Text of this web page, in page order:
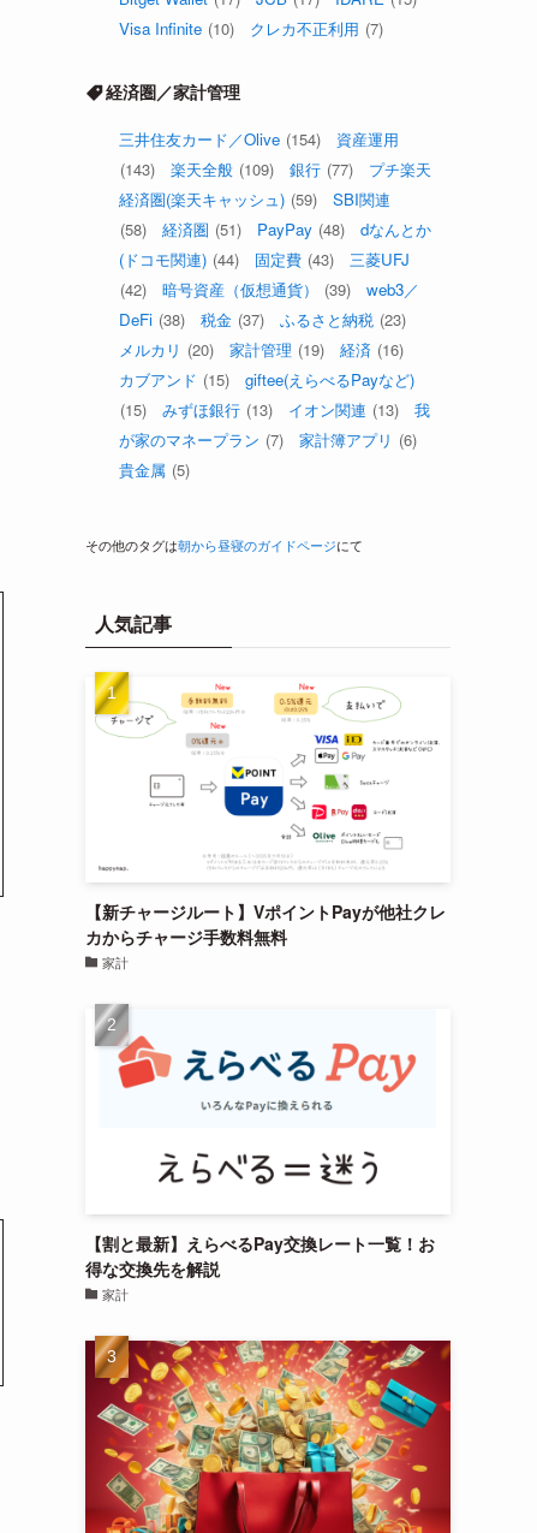
Visa Infinite (10) クレカ不正利用 (7)
経済圏／家計管理
三井住友カード／Olive (154)
資産運用
(143)
楽天全般 (109) 銀行 (77)
プチ楽天
経済圏(楽天キャッシュ) (59)
SBI関連
(58)
経済圏 (51) PayPay (48)
dなんとか
(ドコモ関連) (44) 固定費 (43)
三菱UFJ
(42)
暗号資産（仮想通貨） (39)
web3／
DeFi (38) 税金 (37) ふるさと納税 (23)
メルカリ (20) 家計管理 (19) 経済 (16)
カブアンド (15)
giftee(えらべるPayなど)
(15)
みずほ銀行 (13) イオン関連 (13)
我
が家のマネープラン (7) 家計簿アプリ (6)
貴金属 (5)
その他のタグは朝から昼寝のガイドページにて
人気記事
【新チャージルート】VポイントPayが他社クレ
カからチャージ手数料無料
家計
【割と最新】えらべるPay交換レート一覧！お
得な交換先を解説
家計